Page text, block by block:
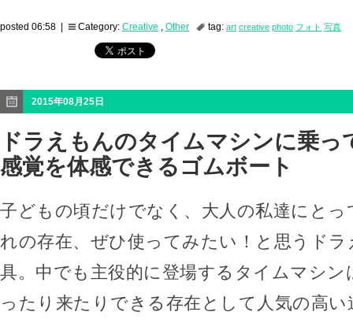
posted 06:58 | Category: Creative , Other tag: art creative photo フォト 写真
2015年08月25日
ドラえもんのタイムマシンに乗っ
感覚を体感できるゴムボート
子どもの頃だけでなく、大人の私達にと
れの存在、ぜひ使ってみたい！と思うド
具。中でも主役的に登場するタイムマシン
ったり来たりできる存在として人気の高